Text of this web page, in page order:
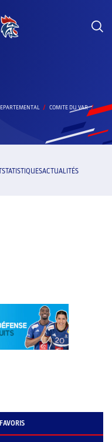
COMITE DU VAR
STATISTIQUESACTUALITÉS